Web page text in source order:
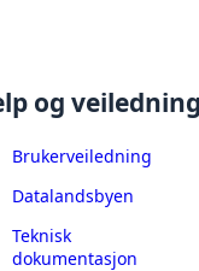
og
Brukerveiledning
Datalandsbyen
Teknisk
dokumentasjon